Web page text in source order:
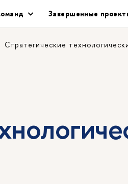
Завершенные
Стратегические